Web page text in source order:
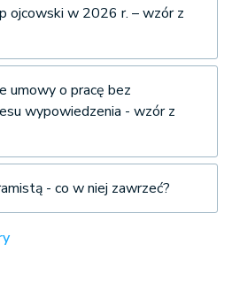
ojcowski w 2026 r. – wzór z
umowy o pracę bez
wypowiedzenia - wzór z
- co w niej zawrzeć?